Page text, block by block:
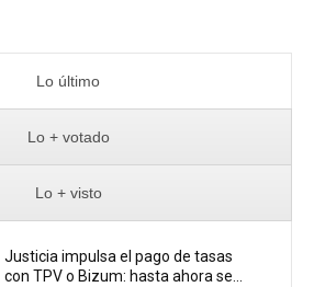
Lo último
Lo + votado
Lo + visto
Justicia impulsa el pago de tasas
con TPV o Bizum: hasta ahora se...